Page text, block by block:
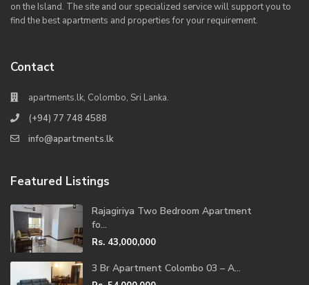
on the Island. The site and our specialized service will support you to
find the best apartments and properties for your requirement.
Contact
apartments.lk, Colombo, Sri Lanka.
(+94) 77 748 4588
info@apartments.lk
Featured Listings
Rajagiriya Two Bedroom Apartment
fo...
Rs. 43,000,000
3 Br Apartment Colombo 03 – A...